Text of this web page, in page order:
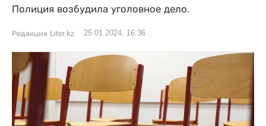
Полиция возбудила уголовное дело.
Редакция Liter.kz 25.01.2024, 16:36